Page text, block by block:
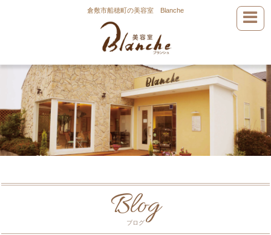
倉敷市船穂町の美容室 Blanche
Blog
ブログ